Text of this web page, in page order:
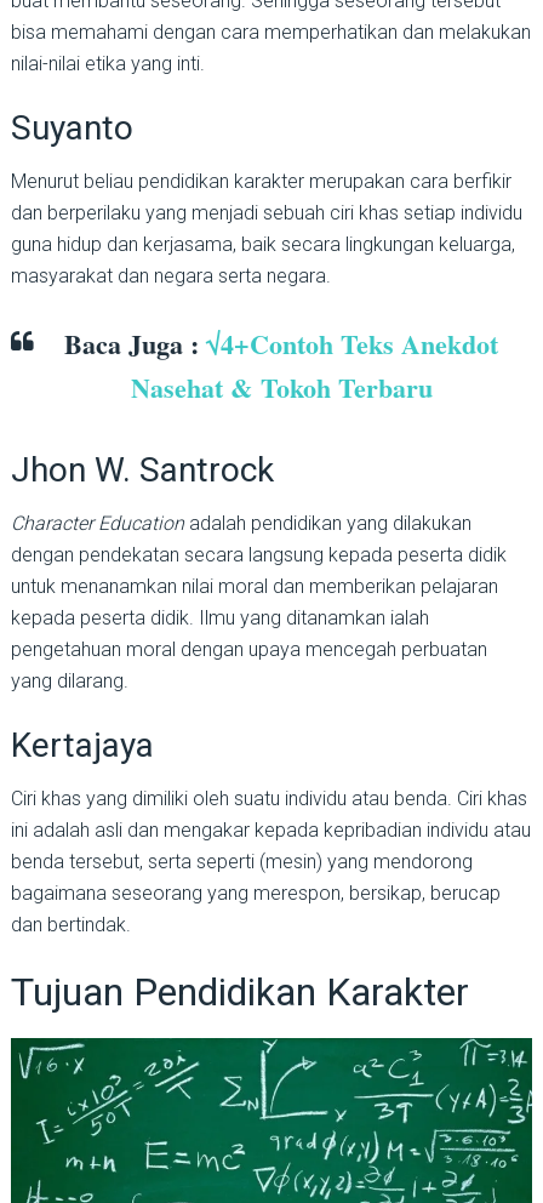
bisa memahami dengan cara memperhatikan dan melakukan
nilai-nilai etika yang inti.
Suyanto
Menurut beliau pendidikan karakter merupakan cara berfikir
dan berperilaku yang menjadi sebuah ciri khas setiap individu
guna hidup dan kerjasama, baik secara lingkungan keluarga,
masyarakat dan negara serta negara.
Baca Juga : √4+ContohTeks Anekdot
Nasehat & Tokoh Terbaru
Jhon W. Santrock
Character Educationadalah pendidikan yang dilakukan
dengan pendekatan secara langsung kepada peserta didik
untuk menanamkan nilai moral dan memberikan pelajaran
kepada peserta didik. Ilmu yang ditanamkan ialah
pengetahuan moral dengan upaya mencegah perbuatan
yang dilarang.
Kertajaya
Ciri khas yang dimiliki oleh suatu individu atau benda. Ciri khas
ini adalah asli dan mengakar kepada kepribadian individu atau
benda tersebut, serta seperti (mesin) yang mendorong
bagaimana seseorang yang merespon, bersikap, berucap
dan bertindak.
Tujuan Pendidikan Karakter